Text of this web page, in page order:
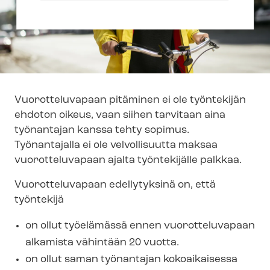
Vuorotteluvapaan pitäminen ei ole työntekijän
ehdoton oikeus, vaan siihen tarvitaan aina
työnantajan kanssa tehty sopimus.
Työnantajalla ei ole velvollisuutta maksaa
vuorotteluvapaan ajalta työntekijälle palkkaa.
Vuorotteluvapaan edellytyksinä on, että
työntekijä
on ollut työelämässä ennen vuorotteluvapaan
alkamista vähintään 20 vuotta.
on ollut saman työnantajan kokoaikaisessa